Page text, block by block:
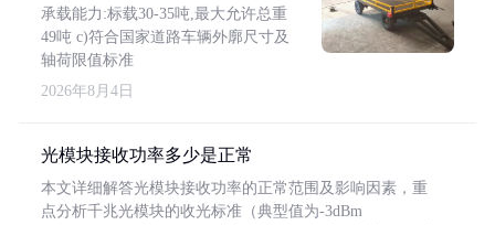
承载能力:标载30-35吨,最大允许总重
49吨 c)符合国家道路车辆外廓尺寸及
轴荷限值标准
2026年8月4日
光模块接收功率多少是正常
本文详细解答光模块接收功率的正常范围及影响因素，重
点分析千兆光模块的收光标准（典型值为-3dBm